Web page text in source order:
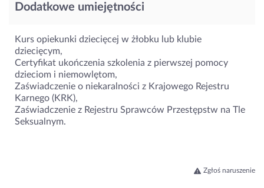
Dodatkowe umiejętności
Kurs opiekunki dziecięcej w żłobku lub klubie
dziecięcym,
Certyfikat ukończenia szkolenia z pierwszej pomocy
dzieciom i niemowlętom,
Zaświadczenie o niekaralności z Krajowego Rejestru
Karnego (KRK),
Zaświadczenie z Rejestru Sprawców Przestępstw na Tle
Seksualnym.
Zgłoś naruszenie